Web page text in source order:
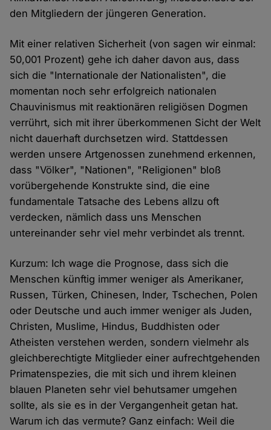
den Mitgliedern der jüngeren Generation.
Mit einer relativen Sicherheit (von sagen wir einmal:
50,001 Prozent) gehe ich daher davon aus, dass
sich die "Internationale der Nationalisten", die
momentan noch sehr erfolgreich nationalen
Chauvinismus mit reaktionären religiösen Dogmen
verrührt, sich mit ihrer überkommenen Sicht der Welt
nicht dauerhaft durchsetzen wird. Stattdessen
werden unsere Artgenossen zunehmend erkennen,
dass "Völker", "Nationen", "Religionen" bloß
vorübergehende Konstrukte sind, die eine
fundamentale Tatsache des Lebens allzu oft
verdecken, nämlich dass uns Menschen
untereinander sehr viel mehr verbindet als trennt.
Kurzum: Ich wage die Prognose, dass sich die
Menschen künftig immer weniger als Amerikaner,
Russen, Türken, Chinesen, Inder, Tschechen, Polen
oder Deutsche und auch immer weniger als Juden,
Christen, Muslime, Hindus, Buddhisten oder
Atheisten verstehen werden, sondern vielmehr als
gleichberechtigte Mitglieder einer aufrechtgehenden
Primatenspezies, die mit sich und ihrem kleinen
blauen Planeten sehr viel behutsamer umgehen
sollte, als sie es in der Vergangenheit getan hat.
Warum ich das vermute? Ganz einfach: Weil die